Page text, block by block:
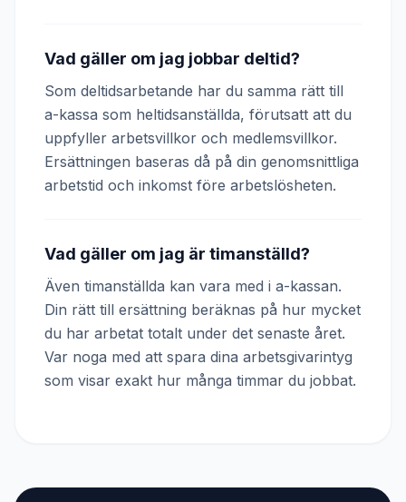
Vad gäller om jag jobbar deltid?
Som deltidsarbetande har du samma rätt till
a-kassa som heltidsanställda, förutsatt att du
uppfyller arbetsvillkor och medlemsvillkor.
Ersättningen baseras då på din genomsnittliga
arbetstid och inkomst före arbetslösheten.
Vad gäller om jag är timanställd?
Även timanställda kan vara med i a-kassan.
Din rätt till ersättning beräknas på hur mycket
du har arbetat totalt under det senaste året.
Var noga med att spara dina arbetsgivarintyg
som visar exakt hur många timmar du jobbat.